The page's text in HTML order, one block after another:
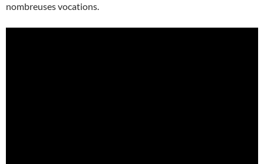
nombreuses vocations.